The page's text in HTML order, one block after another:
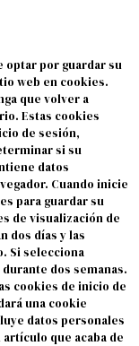
optar por guardar su
web en cookies.
que volver a
Estas cookies
de sesión,
si su
datos
Cuando inicie
para guardar su
de visualización de
dos días y las
Si selecciona
dos semanas.
cookies de inicio de
una cookie
datos personales
que acaba de